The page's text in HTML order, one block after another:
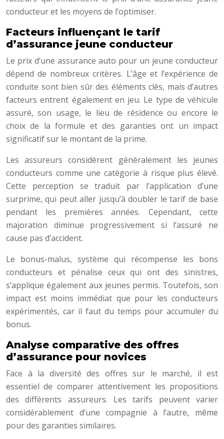
conducteur et les moyens de l’optimiser.
Facteurs influençant le tarif
d’assurance jeune conducteur
Le prix d’une assurance auto pour un jeune conducteur
dépend de nombreux critères. L’âge et l’expérience de
conduite sont bien sûr des éléments clés, mais d’autres
facteurs entrent également en jeu. Le type de véhicule
assuré, son usage, le lieu de résidence ou encore le
choix de la formule et des garanties ont un impact
significatif sur le montant de la prime.
Les assureurs considèrent généralement les jeunes
conducteurs comme une catégorie à risque plus élevé.
Cette perception se traduit par l’application d’une
surprime, qui peut aller jusqu’à doubler le tarif de base
pendant les premières années. Cependant, cette
majoration diminue progressivement si l’assuré ne
cause pas d’accident.
Le bonus-malus, système qui récompense les bons
conducteurs et pénalise ceux qui ont des sinistres,
s’applique également aux jeunes permis. Toutefois, son
impact est moins immédiat que pour les conducteurs
expérimentés, car il faut du temps pour accumuler du
bonus.
Analyse comparative des offres
d’assurance pour novices
Face à la diversité des offres sur le marché, il est
essentiel de comparer attentivement les propositions
des différents assureurs. Les tarifs peuvent varier
considérablement d’une compagnie à l’autre, même
pour des garanties similaires.